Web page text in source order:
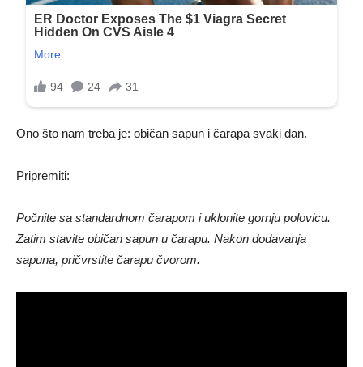
Ono što nam treba je: običan sapun i čarapa svaki dan.
Pripremiti:
Počnite sa standardnom čarapom i uklonite gornju polovicu.
Zatim stavite običan sapun u čarapu. Nakon dodavanja
sapuna, pričvrstite čarapu čvorom.